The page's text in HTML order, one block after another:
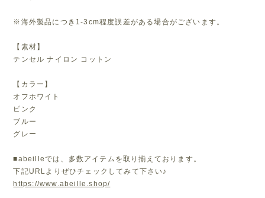
※海外製品につき1-3cm程度誤差がある場合がございます。
【素材】
テンセル ナイロン コットン
【カラー】
オフホワイト
ピンク
ブルー
グレー
■abeilleでは、多数アイテムを取り揃えております。
下記URLよりぜひチェックしてみて下さい♪
https://www.abeille.shop/